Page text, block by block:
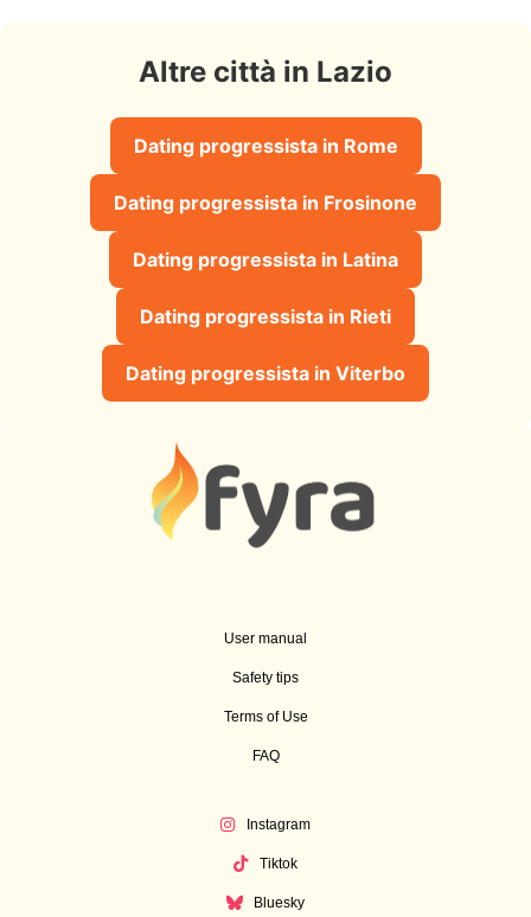
Altre città in Lazio
Dating progressista in Rome
Dating progressista in Frosinone
Dating progressista in Latina
Dating progressista in Rieti
Dating progressista in Viterbo
User manual
Safety tips
Terms of Use
FAQ
Instagram
Tiktok
Bluesky